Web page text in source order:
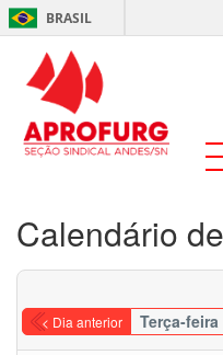
BRASIL
Calendário
< Dia anterior Terça-